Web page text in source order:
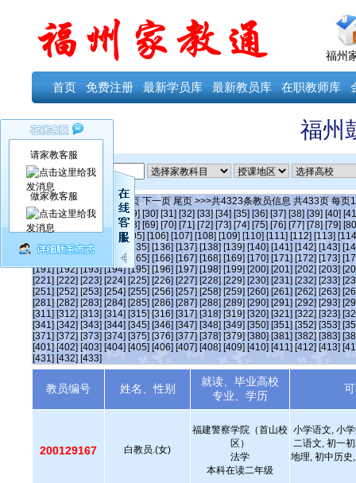
福州
首页 免费注册 最新学员库 最新教员库 在职教师库
福州
ID
当前第102 上一页 下一页 尾页 >>>共4323条教员信息 共433页 每页
[24] [25] [26] [27] [28] [29] [30] [31] [32] [33] [34] [35] [36] [37] [38] [39] [40]
[63] [64] [67] [68] [69] [70] [71] [72] [73] [74] [75] [76] [77] [78] [79]
[101] 102 [103] [104] [105] [106] [107] [108] [109] [110] [111] [112] [113]
[131] [132] [133] [135] [136] [137] [138] [139] [140] [141] [142] [143]
[164] [165] [166] [167] [168] [169] [170] [171] [172] [173]
[191] [192] [193] [194] [195] [196] [197] [198] [199] [200] [201] [202] [203]
[221] [222] [223] [224] [225] [226] [227] [228] [229] [230] [231] [232] [233]
[251] [252] [253] [254] [255] [256] [257] [258] [259] [260] [261] [262] [263]
[281] [282] [283] [284] [285] [286] [287] [288] [289] [290] [291] [292] [293]
[311] [312] [313] [314] [315] [316] [317] [318] [319] [320] [321] [322] [323]
[341] [342] [343] [344] [345] [346] [347] [348] [349] [350] [351] [352] [353]
[371] [372] [373] [374] [375] [376] [377] [378] [379] [380] [381] [382] [383]
[401] [402] [403] [404] [405] [406] [407] [408] [409] [410] [411] [412] [413]
[431] [432] [433]
教员编号 姓名、性别
就读、毕业高校
专业、学历
200129167 白教员.(女)
福建警察学院（首山校
区）
法学
本科在读二年级
小学语文, 小
二语文, 初一
地理, 初中历史
请家教客服
做家教客服